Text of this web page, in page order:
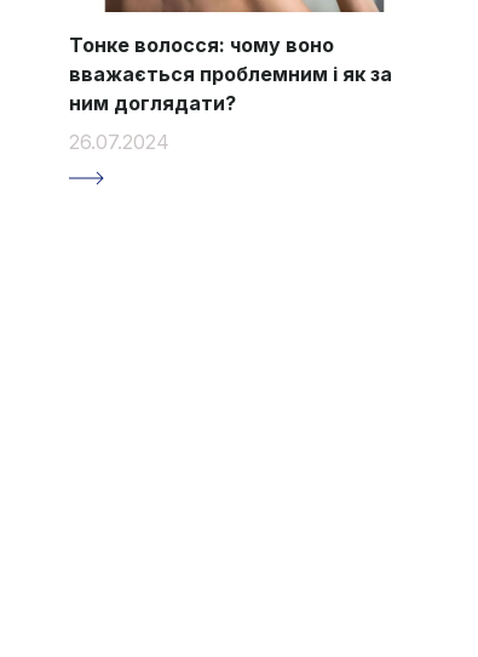
Тонке волосся: чому воно
вважається проблемним і як за
ним доглядати?
26.07.2024